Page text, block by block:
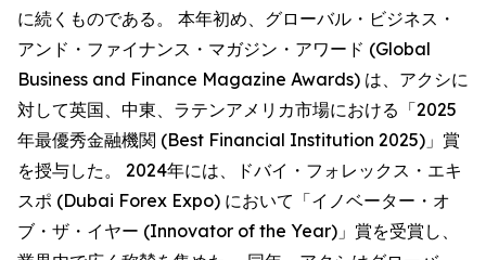
に続くものである。 本年初め、グローバル・ビジネス・
アンド・ファイナンス・マガジン・アワード (Global
Business and Finance Magazine Awards) は、アクシに
対して英国、中東、ラテンアメリカ市場における「2025
年最優秀金融機関 (Best Financial Institution 2025)」賞
を授与した。 2024年には、ドバイ・フォレックス・エキ
スポ (Dubai Forex Expo) において「イノベーター・オ
ブ・ザ・イヤー (Innovator of the Year)」賞を受賞し、